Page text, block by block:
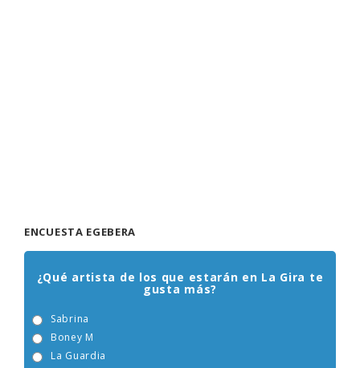
¿Qué artista de los que estarán en La Gira te
gusta más?
Boney M